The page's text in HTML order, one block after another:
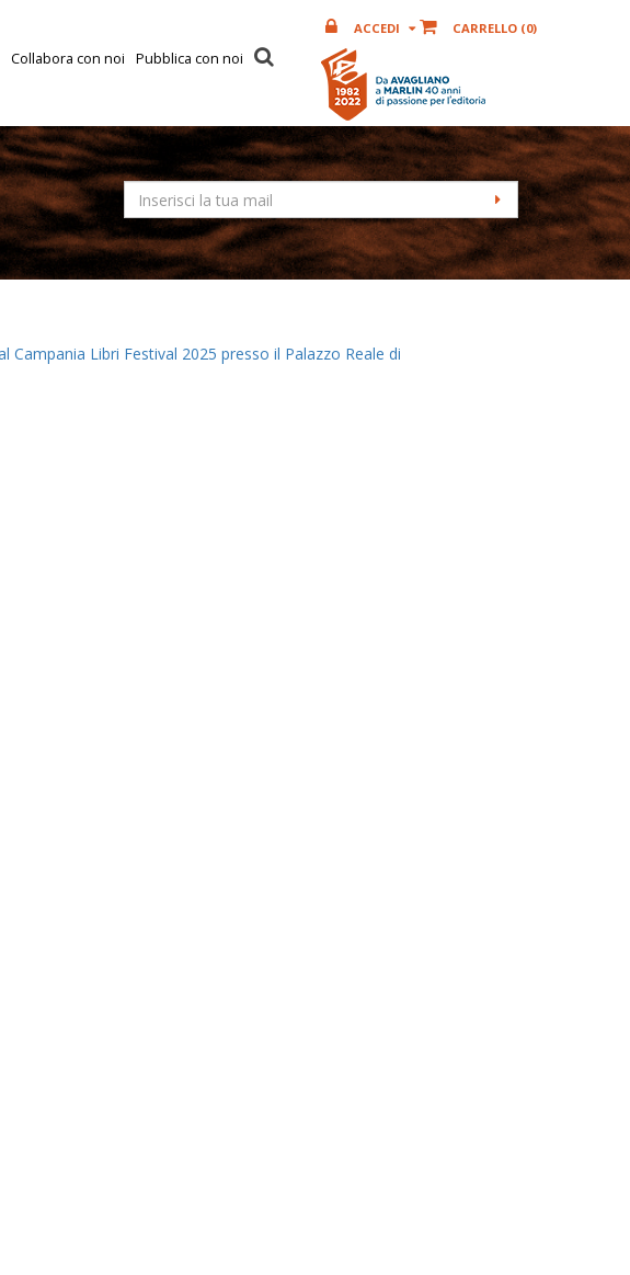
Collabora con noi Pubblica con noi
ACCEDI CARRELLO (0)